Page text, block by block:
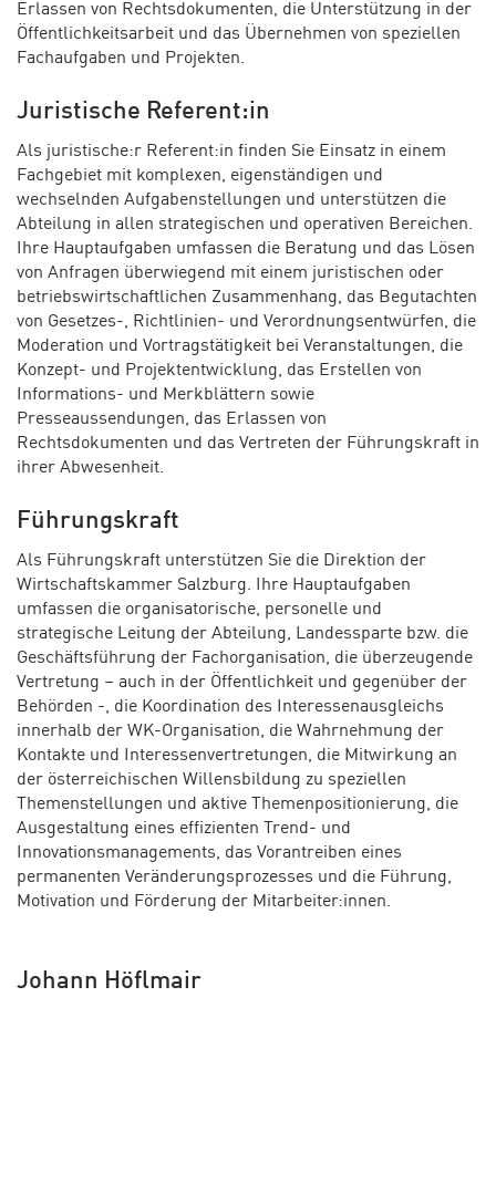
Erlassen von Rechtsdokumenten, die Unterstützung in der
Öffentlichkeitsarbeit und das Übernehmen von speziellen
Fachaufgaben und Projekten.
Juristische Referent:in
Als juristische:r Referent:in finden Sie Einsatz in einem
Fachgebiet mit komplexen, eigenständigen und
wechselnden Aufgabenstellungen und unterstützen die
Abteilung in allen strategischen und operativen Bereichen.
Ihre Hauptaufgaben umfassen die Beratung und das Lösen
von Anfragen überwiegend mit einem juristischen oder
betriebswirtschaftlichen Zusammenhang, das Begutachten
von Gesetzes-, Richtlinien- und Verordnungsentwürfen, die
Moderation und Vortragstätigkeit bei Veranstaltungen, die
Konzept- und Projektentwicklung, das Erstellen von
Informations- und Merkblättern sowie
Presseaussendungen, das Erlassen von
Rechtsdokumenten und das Vertreten der Führungskraft in
ihrer Abwesenheit.
Führungskraft
Als Führungskraft unterstützen Sie die Direktion der
Wirtschaftskammer Salzburg. Ihre Hauptaufgaben
umfassen die organisatorische, personelle und
strategische Leitung der Abteilung, Landessparte bzw. die
Geschäftsführung der Fachorganisation, die überzeugende
Vertretung – auch in der Öffentlichkeit und gegenüber der
Behörden -, die Koordination des Interessenausgleichs
innerhalb der WK-Organisation, die Wahrnehmung der
Kontakte und Interessenvertretungen, die Mitwirkung an
der österreichischen Willensbildung zu speziellen
Themenstellungen und aktive Themenpositionierung, die
Ausgestaltung eines effizienten Trend- und
Innovationsmanagements, das Vorantreiben eines
permanenten Veränderungsprozesses und die Führung,
Motivation und Förderung der Mitarbeiter:innen.
Johann Höflmair